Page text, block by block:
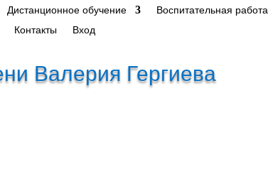
Дистанционное обучение
Воспитательная работа
Контакты Вход
Валерия Гергиева